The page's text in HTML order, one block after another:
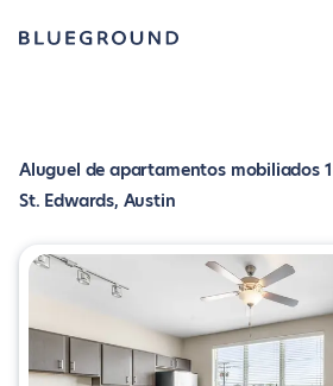
Aluguel de apartamentos mobiliados
St. Edwards, Austin